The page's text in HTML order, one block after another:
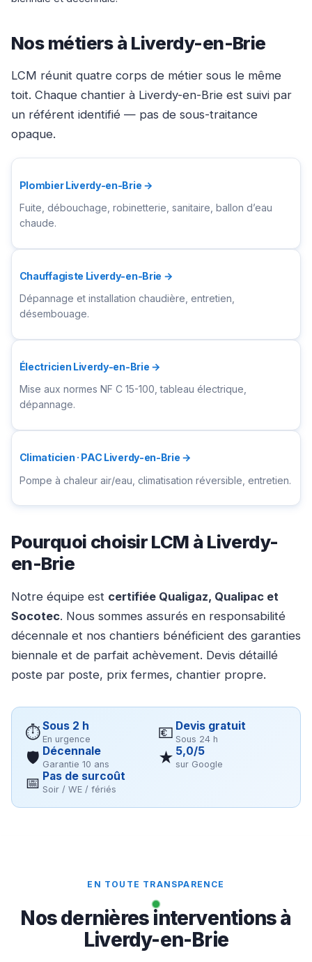
Nos métiers à Liverdy-en-Brie
LCM réunit quatre corps de métier sous le même
toit. Chaque chantier à Liverdy-en-Brie est suivi par
un référent identifié — pas de sous-traitance
opaque.
Plombier Liverdy-en-Brie →
Fuite, débouchage, robinetterie, sanitaire, ballon d’eau
chaude.
Chauffagiste Liverdy-en-Brie →
Dépannage et installation chaudière, entretien,
désembouage.
Électricien Liverdy-en-Brie →
Mise aux normes NF C 15-100, tableau électrique,
dépannage.
Climaticien · PAC Liverdy-en-Brie →
Pompe à chaleur air/eau, climatisation réversible, entretien.
Pourquoi choisir LCM à Liverdy-
en-Brie
Notre équipe est certifiée Qualigaz, Qualipac et
Socotec. Nous sommes assurés en responsabilité
décennale et nos chantiers bénéficient des garanties
biennale et de parfait achèvement. Devis détaillé
poste par poste, prix fermes, chantier propre.
⏱Sous 2 h
En urgence 💶 Devis gratuit
Sous 24 h
🛡 Décennale
Garantie 10 ans ★ 5,0/5
sur Google
📅 Pas de surcoût
Soir / WE / fériés
EN TOUTE TRANSPARENCE
Nos dernières interventions à
Liverdy-en-Brie